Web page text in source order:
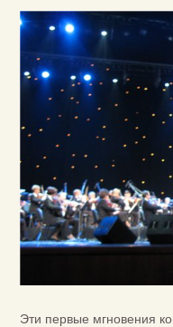
Эти первые мгновения